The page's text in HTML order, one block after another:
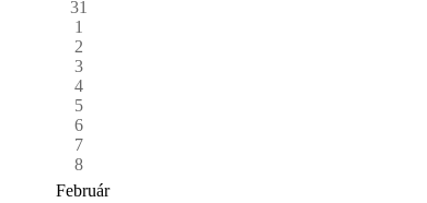
31
1
2
3
4
5
6
7
8
Február